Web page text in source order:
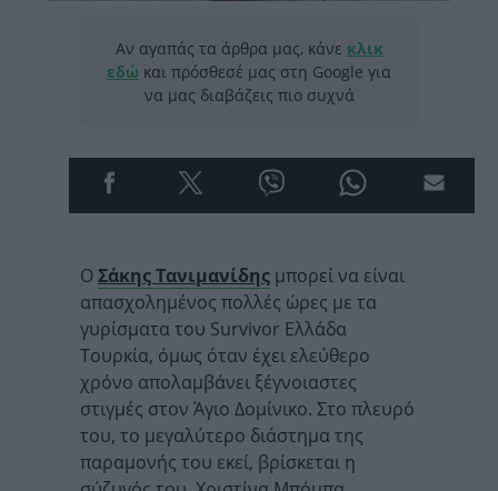
Αν αγαπάς τα άρθρα μας, κάνε κλικ
εδώ και πρόσθεσέ μας στη Google για
να μας διαβάζεις πιο συχνά
ΟΣάκης Τανιμανίδης μπορεί να είναι
απασχολημένος πολλές ώρες με τα
γυρίσματα του Survivor Ελλάδα
Τουρκία, όμως όταν έχει ελεύθερο
χρόνο απολαμβάνει ξέγνοιαστες
στιγμές στον Άγιο Δομίνικο. Στο πλευρό
του, το μεγαλύτερο διάστημα της
παραμονής του εκεί, βρίσκεται η